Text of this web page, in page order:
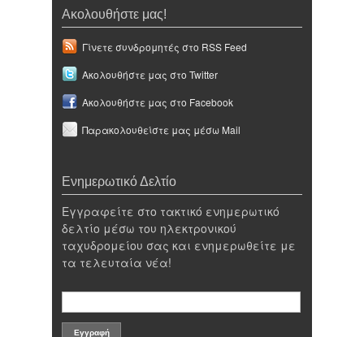
Ακολουθήστε μας!
Γίνετε συνδρομητές στο RSS Feed
Ακολουθήστε μας στο Twitter
Ακολουθήστε μας στο Facebook
Παρακολουθείστε μας μέσω Mail
Ενημερωτικό Δελτίο
Εγγραφείτε στο τακτικό ενημερωτικό
δελτίο μέσω του ηλεκτρονικού
ταχυδρομείου σας και ενημερωθείτε με
τα τελευταία νέα!